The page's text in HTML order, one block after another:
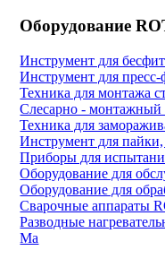
Оборудование
Инструмент для
Инструмент для
Техника для монтажа
Слесарно - монтажный
Техника для
Инструмент для
Приборы для
Оборудование для
Оборудование для
Cварочные аппараты
Разводные
Ма